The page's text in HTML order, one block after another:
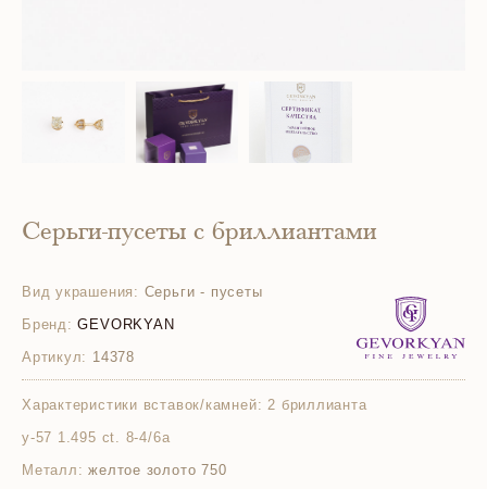
Серьги-пусеты с бриллиантами
Вид украшения: Серьги - пусеты
Бренд: GEVORKYAN
Артикул: 14378
Характеристики вставок/камней: 2 бриллианта
у-57 1.495 ct. 8-4/6а
Металл: желтое золото 750